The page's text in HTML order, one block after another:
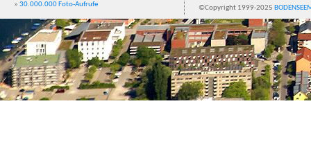
» 30.000.000 Foto-Aufrufe ©Copyright 1999-2025